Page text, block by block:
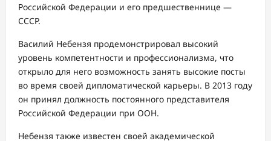
Российской Федерации и его предшественнице —
СССР.
Василий Небензя продемонстрировал высокий
уровень компетентности и профессионализма, что
открыло для него возможность занять высокие посты
во время своей дипломатической карьеры. В 2013 году
он принял должность постоянного представителя
Российской Федерации при ООН.
Небензя также известен своей академической